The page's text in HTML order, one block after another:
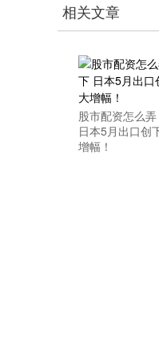
相关文章
股市配资怎么
日本5月出口创
增幅！